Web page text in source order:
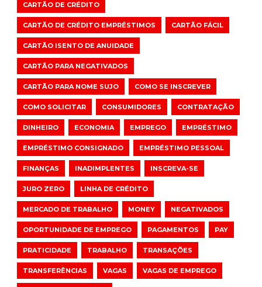
CARTÃO DE CRÉDITO
CARTÃO DE CRÉDITO EMPRÉSTIMOS CARTÃO FÁCIL
CARTÃO ISENTO DE ANUIDADE
CARTÃO PARA NEGATIVADOS
CARTÃO PARA NOME SUJO COMO SE INSCREVER
COMO SOLICITAR CONSUMIDORES CONTRATAÇÃO
DINHEIRO ECONOMIA EMPREGO EMPRÉSTIMO
EMPRÉSTIMO CONSIGNADO EMPRÉSTIMO PESSOAL
FINANÇAS INADIMPLENTES INSCREVA-SE
JURO ZERO LINHA DE CRÉDITO
MERCADO DE TRABALHO MONEY NEGATIVADOS
OPORTUNIDADE DE EMPREGO PAGAMENTOS PAY
PRATICIDADE TRABALHO TRANSAÇÕES
TRANSFERÊNCIAS VAGAS VAGAS DE EMPREGO